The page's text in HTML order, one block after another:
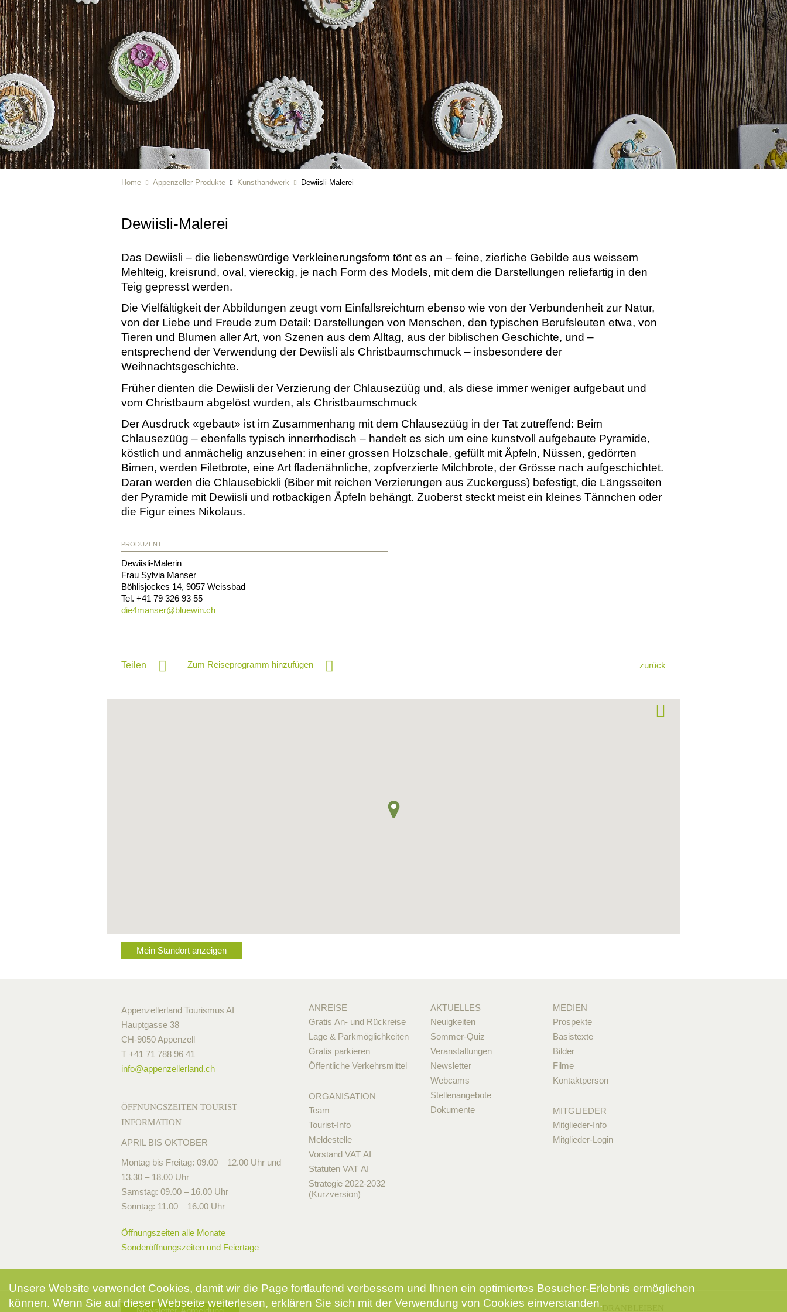
Home Appenzeller Produkte Kunsthandwerk Dewiisli-Malerei
Dewiisli-Malerei
Das Dewiisli – die liebenswürdige Verkleinerungsform tönt es an – feine, zierliche Gebilde aus weissem
Mehlteig, kreisrund, oval, viereckig, je nach Form des Models, mit dem die Darstellungen reliefartig in den
Teig gepresst werden.
Die Vielfältigkeit der Abbildungen zeugt vom Einfallsreichtum ebenso wie von der Verbundenheit zur Natur,
von der Liebe und Freude zum Detail: Darstellungen von Menschen, den typischen Berufsleuten etwa, von
Tieren und Blumen aller Art, von Szenen aus dem Alltag, aus der biblischen Geschichte, und –
entsprechend der Verwendung der Dewiisli als Christbaumschmuck – insbesondere der
Weihnachtsgeschichte.
Früher dienten die Dewiisli der Verzierung der Chlausezüüg und, als diese immer weniger aufgebaut und
vom Christbaum abgelöst wurden, als Christbaumschmuck
Der Ausdruck «gebaut» ist im Zusammenhang mit dem Chlausezüüg in der Tat zutreffend: Beim
Chlausezüüg – ebenfalls typisch innerrhodisch – handelt es sich um eine kunstvoll aufgebaute Pyramide,
köstlich und anmächelig anzusehen: in einer grossen Holzschale, gefüllt mit Äpfeln, Nüssen, gedörrten
Birnen, werden Filetbrote, eine Art fladenähnliche, zopfverzierte Milchbrote, der Grösse nach aufgeschichtet.
Daran werden die Chlausebickli (Biber mit reichen Verzierungen aus Zuckerguss) befestigt, die Längsseiten
der Pyramide mit Dewiisli und rotbackigen Äpfeln behängt. Zuoberst steckt meist ein kleines Tännchen oder
die Figur eines Nikolaus.
PRODUZENT
Dewiisli-Malerin
Frau Sylvia Manser
Böhlisjockes 14, 9057 Weissbad
Tel. +41 79 326 93 55
die4manser@bluewin.ch
Teilen Zum Reiseprogramm hinzufügen zurück
Mein Standort anzeigen
Appenzellerland Tourismus AI
Hauptgasse 38
CH-9050 Appenzell
T +41 71 788 96 41
info@appenzellerland.ch
ÖFFNUNGSZEITEN TOURIST
INFORMATION
APRIL BIS OKTOBER
Montag bis Freitag: 09.00 – 12.00 Uhr und
13.30 – 18.00 Uhr
Samstag: 09.00 – 16.00 Uhr
Sonntag: 11.00 – 16.00 Uhr
Öffnungszeiten alle Monate
Sonderöffnungszeiten und Feiertage
ANREISE
Gratis An- und Rückreise
Lage & Parkmöglichkeiten
Gratis parkieren
Öffentliche Verkehrsmittel
ORGANISATION
Team
Tourist-Info
Meldestelle
Vorstand VAT AI
Statuten VAT AI
Strategie 2022-2032
(Kurzversion)
AKTUELLES
Neuigkeiten
Sommer-Quiz
Veranstaltungen
Newsletter
Webcams
Stellenangebote
Dokumente
MEDIEN
Prospekte
Basistexte
Bilder
Filme
Kontaktperson
MITGLIEDER
Mitglieder-Info
Mitglieder-Login
Unsere Website verwendet Cookies, damit wir die Page fortlaufend verbessern und Ihnen ein optimiertes Besucher-Erlebnis ermöglichen
können. Wenn Sie auf dieser Webseite weiterlesen, erklären Sie sich mit der Verwendung von Cookies einverstanden.